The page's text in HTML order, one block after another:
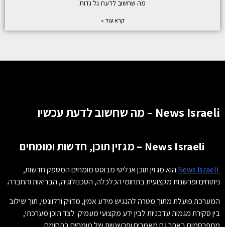
מה שחשוב לדעת גל גדות
קרא עוד »
News Israeli – מה שחשוב לדעת עכשיו
News Israeli – מגזין תוכן, חדשות ומומחים
הוא מגזין תוכן אנליטי מבוסס מומחים המספק חדשות,
ניתוחים ופרשנות מקצועית בתחומי הכלכלה, הטכנולוגיה, הבריאות והחברה.
המערכת פועלת מתוך מטרה להנגיש מידע אמין, מדויק ורלוונטי, תוך שילוב
בין סקירת מגמות עדכניות לבין ידע מקצועי מעמיק. לצד תוכן מערכתי,